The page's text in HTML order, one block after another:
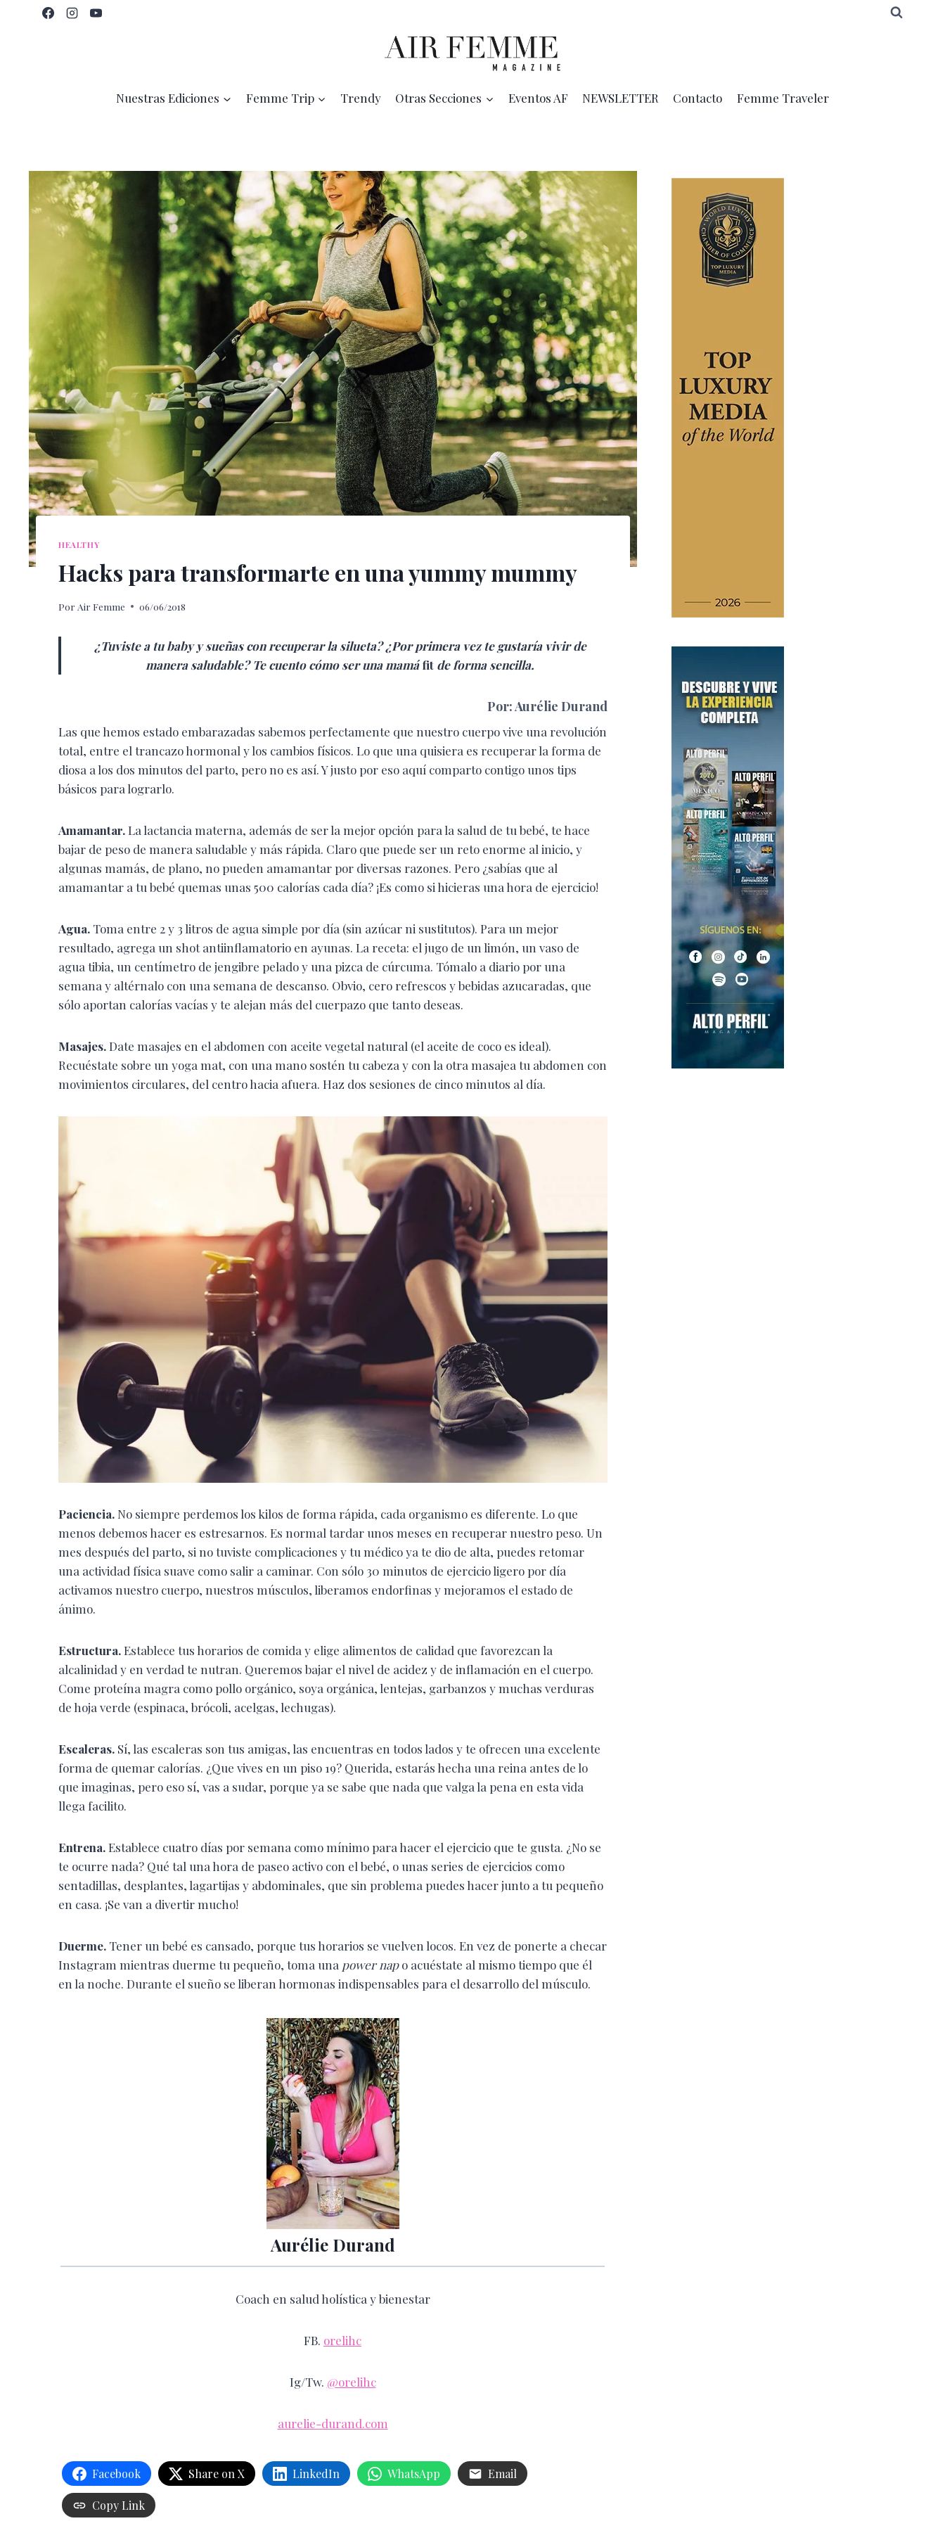
Nuestras Ediciones Femme Trip Trendy Otras Secciones Eventos AF NEWSLETTER Contacto Femme Traveler
HEALTHY
Hacks para transformarte en una yummy mummy
Por Air Femme 06/06/2018
¿Tuviste a tu baby y sueñas con recuperar la silueta? ¿Por primera vez te gustaría vivir de
manera saludable? Te cuento cómo ser una mamáfit de forma sencilla.
Por: Aurélie Durand
Las que hemos estado embarazadas sabemos perfectamente que nuestro cuerpo vive una revolución
total, entre el trancazo hormonal y los cambios físicos. Lo que una quisiera es recuperar la forma de
diosa a los dos minutos del parto, pero no es así. Y justo por eso aquí comparto contigo unos tips
básicos para lograrlo.
Amamantar.La lactancia materna, además de ser la mejor opción para la salud de tu bebé, te hace
bajar de peso de manera saludable y más rápida. Claro que puede ser un reto enorme al inicio, y
algunas mamás, de plano, no pueden amamantar por diversas razones. Pero ¿sabías que al
amamantar a tu bebé quemas unas 500 calorías cada día? ¡Es como si hicieras una hora de ejercicio!
Agua. Toma entre 2 y 3 litros de agua simple por día (sin azúcar ni sustitutos). Para un mejor
resultado, agrega un shot antiinflamatorio en ayunas. La receta: el jugo de un limón, un vaso de
agua tibia, un centímetro de jengibre pelado y una pizca de cúrcuma. Tómalo a diario por una
semana y altérnalo con una semana de descanso. Obvio, cero refrescos y bebidas azucaradas, que
sólo aportan calorías vacías y te alejan más del cuerpazo que tanto deseas.
Masajes.Date masajes en el abdomen con aceite vegetal natural (el aceite de coco es ideal).
Recuéstate sobre un yoga mat, con una mano sostén tu cabeza y con la otra masajea tu abdomen con
movimientos circulares, del centro hacia afuera. Haz dos sesiones de cinco minutos al día.
Paciencia. No siempre perdemos los kilos de forma rápida, cada organismo es diferente. Lo que
menos debemos hacer es estresarnos. Es normal tardar unos meses en recuperar nuestro peso. Un
mes después del parto, si no tuviste complicaciones y tu médico ya te dio de alta, puedes retomar
una actividad física suave como salir a caminar. Con sólo 30 minutos de ejercicio ligero por día
activamos nuestro cuerpo, nuestros músculos, liberamos endorfinas y mejoramos el estado de
ánimo.
Estructura.Establece tus horarios de comida y elige alimentos de calidad que favorezcan la
alcalinidad y en verdad te nutran. Queremos bajar el nivel de acidez y de inflamación en el cuerpo.
Come proteína magra como pollo orgánico, soya orgánica, lentejas, garbanzos y muchas verduras
de hoja verde (espinaca, brócoli, acelgas, lechugas).
Escaleras. Sí, las escaleras son tus amigas, las encuentras en todos lados y te ofrecen una excelente
forma de quemar calorías. ¿Que vives en un piso 19? Querida, estarás hecha una reina antes de lo
que imaginas, pero eso sí, vas a sudar, porque ya se sabe que nada que valga la pena en esta vida
llega facilito.
Entrena.Establece cuatro días por semana como mínimo para hacer el ejercicio que te gusta. ¿No se
te ocurre nada? Qué tal una hora de paseo activo con el bebé, o unas series de ejercicios como
sentadillas, desplantes, lagartijas y abdominales, que sin problema puedes hacer junto a tu pequeño
en casa. ¡Se van a divertir mucho!
Duerme. Tener un bebé es cansado, porque tus horarios se vuelven locos. En vez de ponerte a checar
Instagram mientras duerme tu pequeño, toma una power napo acuéstate al mismo tiempo que él
en la noche. Durante el sueño se liberan hormonas indispensables para el desarrollo del músculo.
Aurélie Durand
Coach en salud holística y bienestar
FB. orelihc
Ig/Tw. @orelihc
aurelie-durand.com
Facebook Share on X LinkedIn WhatsApp Email
Copy Link